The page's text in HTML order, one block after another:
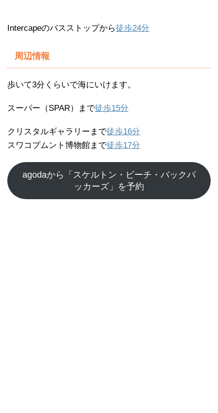
Intercapeのバスストップから徒歩24分
周辺情報
歩いて3分くらいで海にいけます。
スーパー（SPAR）まで徒歩15分
クリスタルギャラリーまで徒歩16分
スワコプムント博物館まで徒歩17分
agodaから「スケルトン・ビーチ・バックパ
ッカーズ」を予約